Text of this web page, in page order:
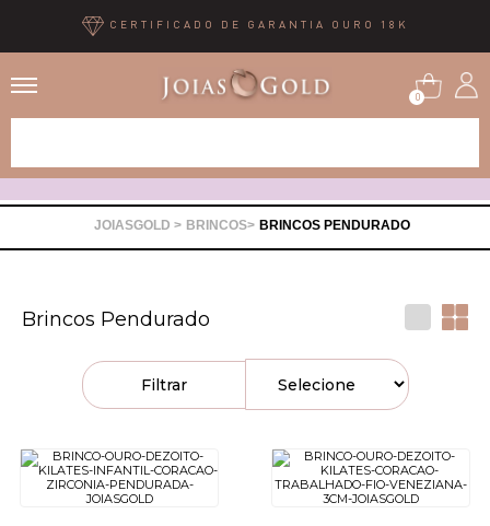
CERTIFICADO DE GARANTIA OURO 18K
0
BRINCOS BRINCOS PENDURADO
Brincos Pendurado
Filtrar
Anéis
Pingentes